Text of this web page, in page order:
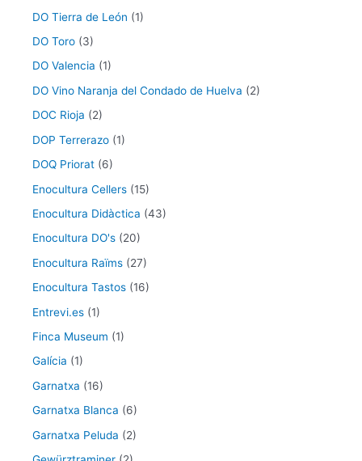
DO Tierra de León (1)
DO Toro (3)
DO Valencia (1)
DO Vino Naranja del Condado de Huelva (2)
DOC Rioja (2)
DOP Terrerazo (1)
DOQ Priorat (6)
Enocultura Cellers (15)
Enocultura Didàctica (43)
Enocultura DO's (20)
Enocultura Raïms (27)
Enocultura Tastos (16)
Entrevi.es (1)
Finca Museum (1)
Galícia (1)
Garnatxa (16)
Garnatxa Blanca (6)
Garnatxa Peluda (2)